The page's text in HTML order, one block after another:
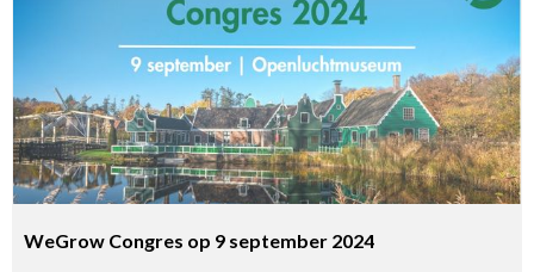
WeGrow Congres op 9 september 2024